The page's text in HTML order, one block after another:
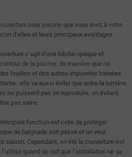
pour piscine que vous avez à votre
d’elles et leurs principaux avantages.
s’agit d’une bâche opaque et
de la piscine, de manière que ne
feuilles et des autres impuretés trainées
: elle va aussi éviter que entre la lumière
ne puissent pas se reproduire, en évitant
pas saine.
fonction est celle de protéger
de baignade soit passé et on veut
saison. Cependant, en été la couverture est
quand on voit que l’installation ne va